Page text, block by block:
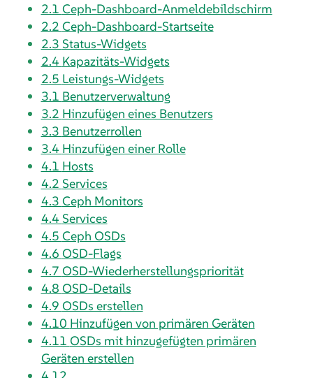
2.1 Ceph-Dashboard-Anmeldebildschirm
2.2 Ceph-Dashboard-Startseite
2.3 Status-Widgets
2.4 Kapazitäts-Widgets
2.5 Leistungs-Widgets
3.1 Benutzerverwaltung
3.2 Hinzufügen eines Benutzers
3.3 Benutzerrollen
3.4 Hinzufügen einer Rolle
4.1 Hosts
4.2 Services
4.3 Ceph Monitors
4.4Services
4.5 Ceph OSDs
4.6 OSD-Flags
4.7 OSD-Wiederherstellungspriorität
4.8 OSD-Details
4.9 OSDs erstellen
4.10 Hinzufügen von primären Geräten
4.11 OSDs mit hinzugefügten primären
Geräten erstellen